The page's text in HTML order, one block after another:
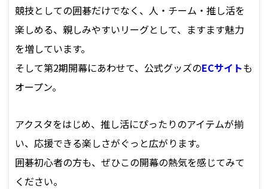
競技としての囲碁だけでなく、人・チーム・推し活を
楽しめる、親しみやすいリーグとして、ますます魅力
を増しています。
そして第2期開幕にあわせて、公式グッズのECサイトも
オープン。
アクスタをはじめ、推し活にぴったりのアイテムが揃
い、応援できる楽しさがぐっと広がります。
囲碁初心者の方も、ぜひこの開幕の熱気を感じてみて
ください。